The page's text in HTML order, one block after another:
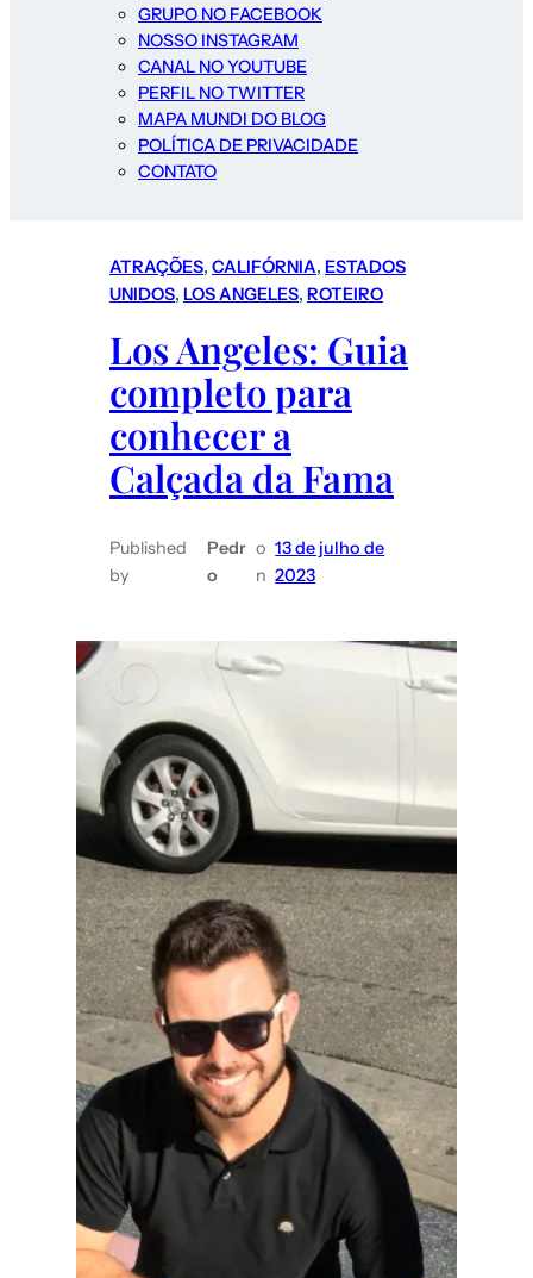
GRUPO NO FACEBOOK
NOSSO INSTAGRAM
CANAL NO YOUTUBE
PERFIL NO TWITTER
MAPA MUNDI DO BLOG
POLÍTICA DE PRIVACIDADE
CONTATO
ATRAÇÕES, CALIFÓRNIA, ESTADOS
UNIDOS, LOS ANGELES, ROTEIRO
Los Angeles: Guia
completo para
conhecer a
Calçada da Fama
Published
by
Pedr
o
o
n
13 de julho de
2023